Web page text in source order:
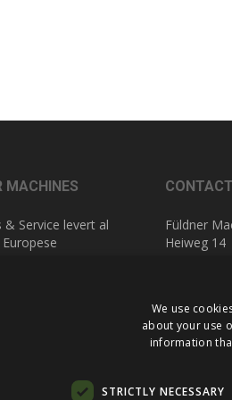
MACHINES
& Service levert al
voor
CONTACT
Füldner
Heiweg 14
NL 6161
+31
E
We use
about your use
information
STRICTLY NECESSARY